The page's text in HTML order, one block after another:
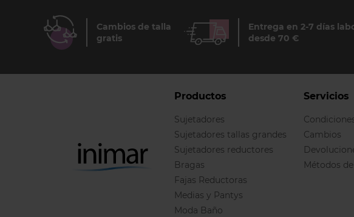
Cambios de talla
gratis
Entrega en 2-7 días
desde 70 €
Productos
Sujetadores
Sujetadores tallas grandes
Sujetadores reductores
Bragas
Fajas Reductoras
Medias y Pantys
Moda Baño
Servicios
Cambios
Métodos